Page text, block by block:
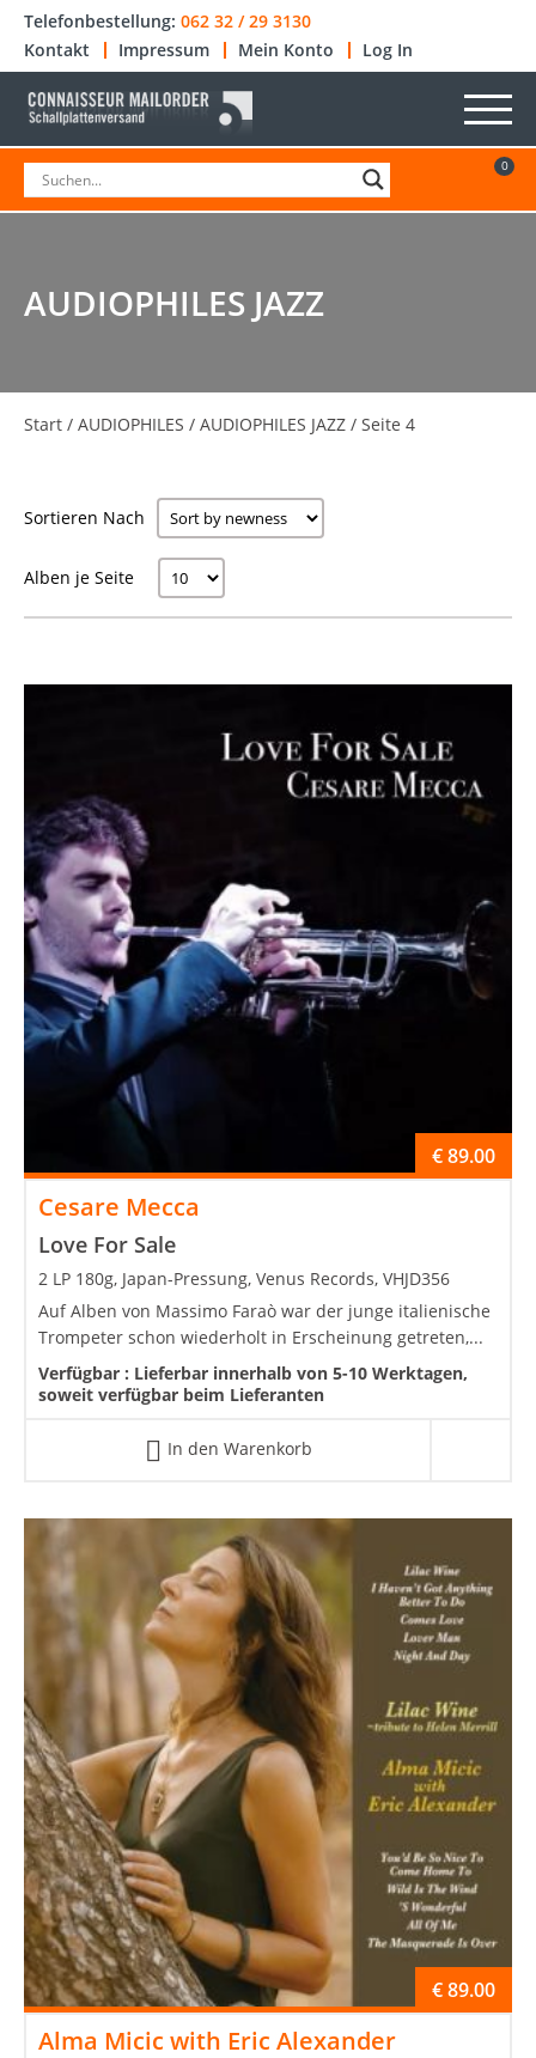
Telefonbestellung: 062 32 / 29 3130
Kontakt
Impressum Mein Konto Log In
0
AUDIOPHILES JAZZ
Start / AUDIOPHILES / AUDIOPHILES JAZZ / Seite 4
Sortieren Nach
Alben je Seite
Cesare Mecca
Love For Sale
€89.00
2 LP 180g, Japan-Pressung, Venus Records, VHJD356
Auf Alben von Massimo Faraò war der junge italienische
Trompeter schon wiederholt in Erscheinung getreten,...
Verfügbar : Lieferbar innerhalb von 5-10 Werktagen,
soweit verfügbar beim Lieferanten
In den Warenkorb
Alma Micic with Eric Alexander
€89.00